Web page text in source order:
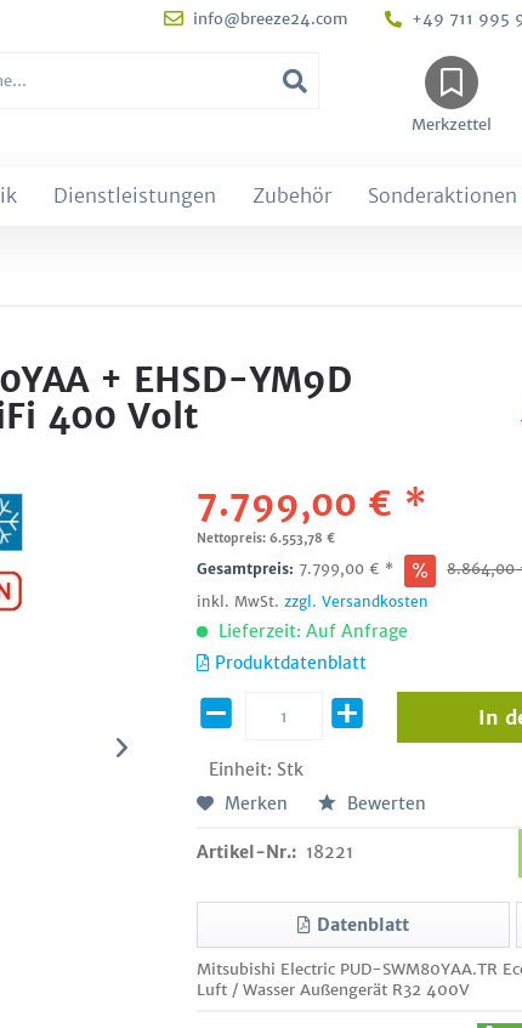
info@breeze24.com +49 711 995
Merkzettel
Dienstleistungen Zubehör Sonderaktionen
+ EHSD-YM9D
400 Volt
7.799,00 € *
Nettopreis: 6.553,78 €
Gesamtpreis: 7.799,00 € * 8.864,00
inkl. MwSt.zzgl. Versandkosten
Lieferzeit: Auf Anfrage
Produktdatenblatt
Einheit: Stk
In
Merken Bewerten
Artikel-Nr.: 18221
Datenblatt
Mitsubishi Electric PUD-SWM80YAA.TR
Luft / Wasser Außengerät R32 400V